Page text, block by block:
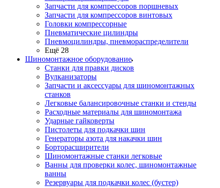
Запчасти для компрессоров поршневых
Запчасти для компрессоров винтовых
Головки компрессорные
Пневматические цилиндры
Пневмоцилиндры, пневмораспределители
Ещё 28
Шиномонтажное оборудование
Станки для правки дисков
Вулканизаторы
Запчасти и аксессуары для шиномонтажных
станков
Легковые балансировочные станки и стенды
Расходные материалы для шиномонтажа
Ударные гайковерты
Пистолеты для подкачки шин
Генераторы азота для накачки шин
Борторасширители
Шиномонтажные станки легковые
Ванны для проверки колес, шиномонтажные
ванны
Резервуары для подкачки колес (бустер)